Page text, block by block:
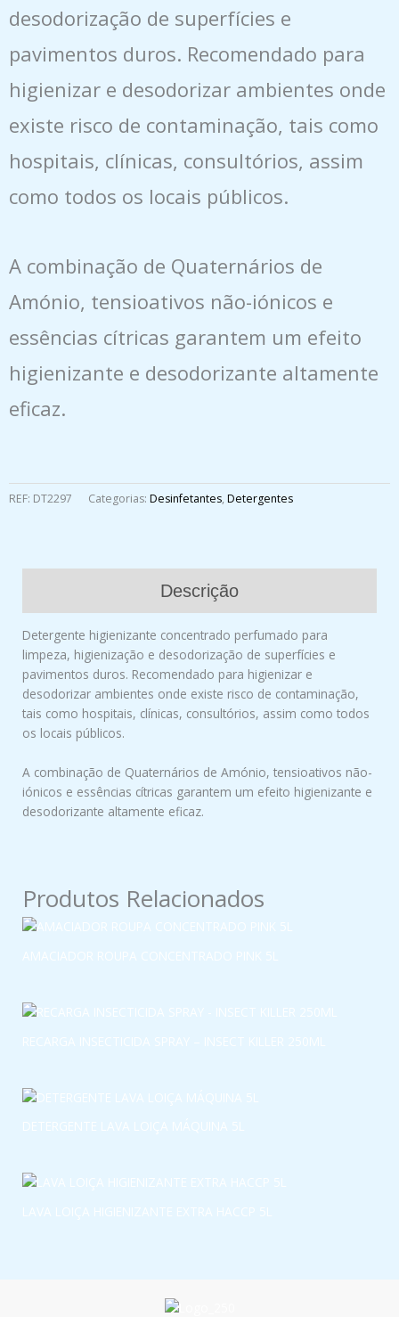
desodorização de superfícies e
pavimentos duros. Recomendado para
higienizar e desodorizar ambientes onde
existe risco de contaminação, tais como
hospitais, clínicas, consultórios, assim
como todos os locais públicos.
A combinação de Quaternários de
Amónio, tensioativos não-iónicos e
essências cítricas garantem um efeito
higienizante e desodorizante altamente
eficaz.
REF: DT2297 Categorias: Desinfetantes, Detergentes
Descrição
Detergente higienizante concentrado perfumado para
limpeza, higienização e desodorização de superfícies e
pavimentos duros. Recomendado para higienizar e
desodorizar ambientes onde existe risco de contaminação,
tais como hospitais, clínicas, consultórios, assim como todos
os locais públicos.
A combinação de Quaternários de Amónio, tensioativos não-
iónicos e essências cítricas garantem um efeito higienizante e
desodorizante altamente eficaz.
Produtos Relacionados
AMACIADOR ROUPA CONCENTRADO PINK 5L
RECARGA INSECTICIDA SPRAY – INSECT KILLER 250ML
DETERGENTE LAVA LOIÇA MÁQUINA 5L
LAVA LOIÇA HIGIENIZANTE EXTRA HACCP 5L